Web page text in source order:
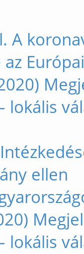
A
lokális
ellen
lokális